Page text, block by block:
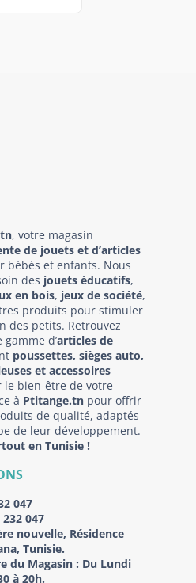
, votre magasin
de jouets et d’articles
bébés et enfants. Nous
des jouets éducatifs,
en bois, jeux de société,
produits pour stimuler
des petits. Retrouvez
d’articles de
poussettes, sièges auto,
et accessoires
le bien-être de votre
à Ptitange.tn pour offrir
de qualité, adaptés
de leur développement.
en Tunisie !
047
232 047
nouvelle, Résidence
Tunisie.
du Magasin : Du Lundi
à 20h.